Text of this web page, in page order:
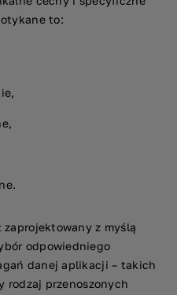
to:
zaprojektowany z myślą
odpowiedniego
danej aplikacji – takich
rodzaj przenoszonych